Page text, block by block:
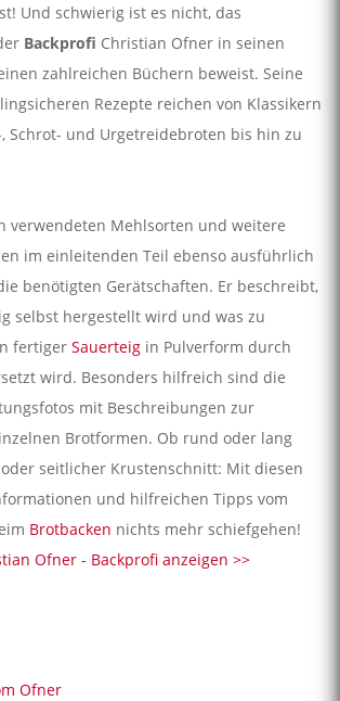
Und schwierig ist es nicht, das
Backprofi Christian Ofner in seinen
zahlreichen Büchern beweist. Seine
Rezepte reichen von Klassikern
Schrot- und Urgetreidebroten bis hin zu
verwendeten Mehlsorten und weitere
im einleitenden Teil ebenso ausführlich
benötigten Gerätschaften. Er beschreibt,
selbst hergestellt wird und was zu
fertiger Sauerteig in Pulverform durch
wird. Besonders hilfreich sind die
mit Beschreibungen zur
Brotformen. Ob rund oder lang
seitlicher Krustenschnitt: Mit diesen
und hilfreichen Tipps vom
Brotbacken nichts mehr schiefgehen!
Ofner - Backprofi anzeigen >>
Ofner